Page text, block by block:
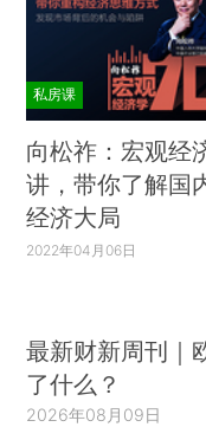
私房课
向松祚：宏观经
讲，带你了解国
经济大局
2022年04月06日
最新财新周刊｜
了什么？
2026年08月09日